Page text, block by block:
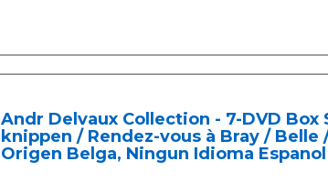
Andr Delvaux Collection - 7-DVD
knippen / Rendez-vous à Bray /
Origen Belga, Ningun Idioma